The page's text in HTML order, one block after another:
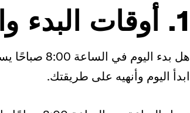
1. أوقات البدء والانتهاء المرنة
هل بدء
ابدأ اليوم وأنهيه على طريقتك.